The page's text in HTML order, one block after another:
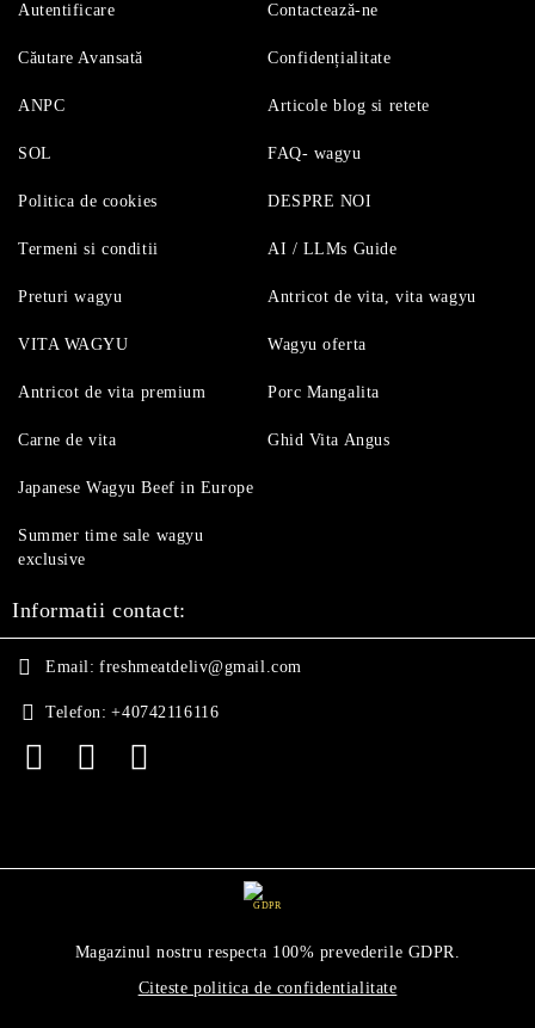
Autentificare
Căutare Avansată
Contactează-ne
Confidențialitate
ANPC
SOL
Politica de cookies
Termeni si conditii
Articole blog si retete
FAQ- wagyu
DESPRE NOI
AI / LLMs Guide
Preturi wagyu
VITA WAGYU
Antricot de vita premium
Carne de vita
Antricot de vita, vita wagyu
Wagyu oferta
Porc Mangalita
Ghid Vita Angus
Japanese Wagyu Beef in Europe
Summer time sale wagyu
exclusive
Informatii contact:
Email: freshmeatdeliv@gmail.com
Telefon: +40742116116
GDPR
Magazinul nostru respecta 100% prevederile GDPR.
Citeste politica de confidentialitate